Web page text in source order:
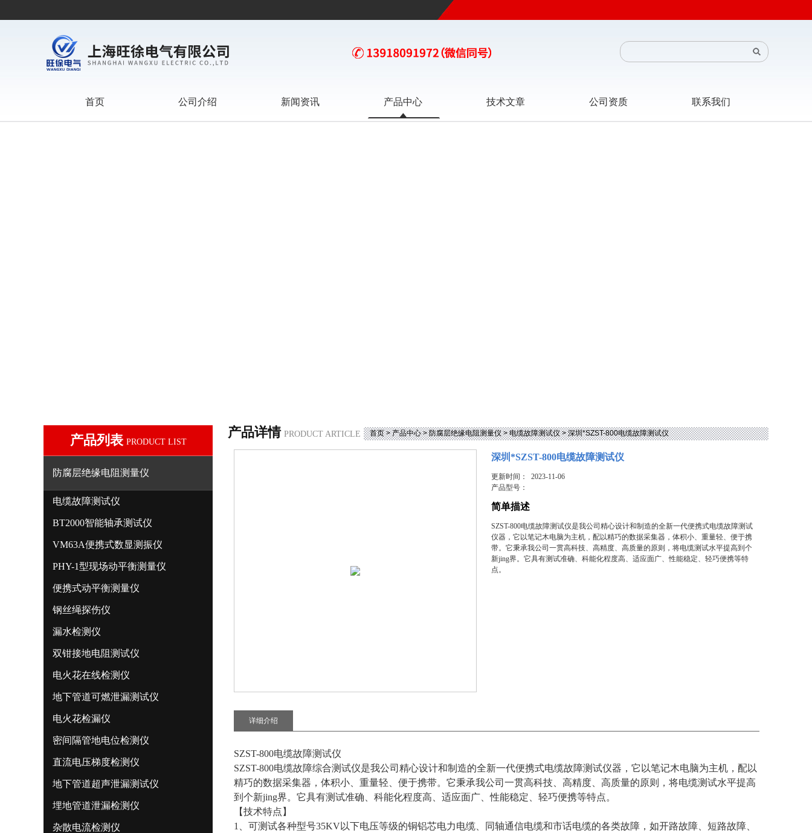
首页 公司介绍 新闻资讯 产品中心 技术文章 公司资质 联系我们
产品列表 PRODUCT LIST
防腐层绝缘电阻测量仪
电缆故障测试仪
BT2000智能轴承测试仪
VM63A便携式数显测振仪
PHY-1型现场动平衡测量仪
便携式动平衡测量仪
钢丝绳探伤仪
漏水检测仪
双钳接地电阻测试仪
电火花在线检测仪
地下管道可燃泄漏测试仪
电火花检漏仪
密间隔管地电位检测仪
直流电压梯度检测仪
地下管道超声泄漏测试仪
埋地管道泄漏检测仪
杂散电流检测仪
产品详情 PRODUCT ARTICLE 首页>产品中心>防腐层绝缘电阻测量仪>电缆故障测试仪> 深圳*SZST-800电缆故障测试仪
深圳*SZST-800电缆故障测试仪
更新时间： 2023-11-06
产品型号：
简单描述
SZST-800电缆故障测试仪是我公司精心设计和制造的全新一代便携式电缆故障测试
仪器，它以笔记木电脑为主机，配以精巧的数据采集器，体积小、重量轻、便于携
带。它秉承我公司一贯高科技、高精度、高质量的原则，将电缆测试水平提高到个
新jing界。它具有测试准确、科能化程度高、适应面广、性能稳定、轻巧便携等特
点。
详细介绍
SZST-800电缆故障测试仪
SZST-800电缆故障综合测试仪是我公司精心设计和制造的全新一代便携式电缆故障测试仪器，它以笔记木电脑为主机，配以
精巧的数据采集器，体积小、重量轻、便于携带。它秉承我公司一贯高科技、高精度、高质量的原则，将电缆测试水平提高
到个新jing界。它具有测试准确、科能化程度高、适应面广、性能稳定、轻巧便携等特点。
【技术特点】
1、可测试各种型号35KV以下电压等级的铜铝芯电力电缆、同轴通信电缆和市话电缆的各类故障，如开路故障、短路故障、